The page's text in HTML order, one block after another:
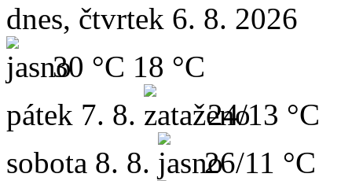
dnes, čtvrtek 6. 8. 2026
30 °C 18 °C
pátek 7. 8.
24/13 °C
sobota 8. 8. 26/11 °C